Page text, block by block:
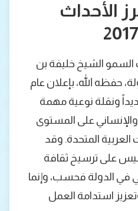
الأحداث
الشيخ خليفة بن
حفظه الله، بإعلان عام
جديداً ونقلة نوعية مهمة
على المستوى
العربية المتحدة. وقد
على ترسيخ ثقافة
في الدولة فحسب، وإنما
استدامة العمل